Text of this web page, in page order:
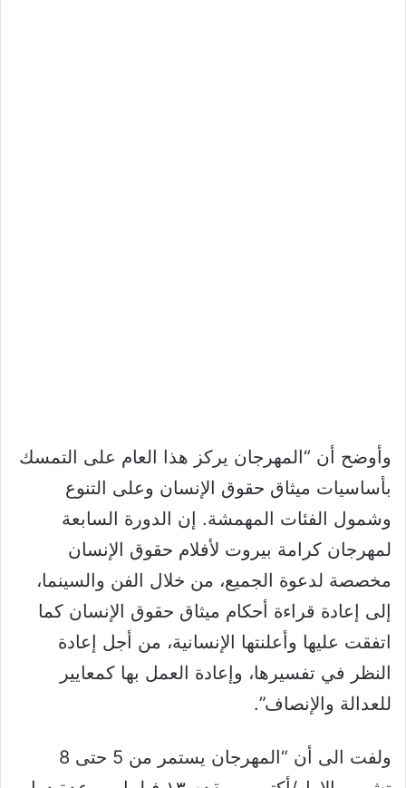
وأوضح أن “المهرجان يركز هذا العام على التمسك
بأساسيات ميثاق حقوق الإنسان وعلى التنوع
وشمول الفئات المهمشة. إن الدورة السابعة
لمهرجان كرامة بيروت لأفلام حقوق الإنسان
مخصصة لدعوة الجميع، من خلال الفن والسينما،
إلى إعادة قراءة أحكام ميثاق حقوق الإنسان كما
اتفقت عليها وأعلنتها الإنسانية، من أجل إعادة
النظر في تفسيرها، وإعادة العمل بها كمعايير
للعدالة والإنصاف”.
ولفت الى أن “المهرجان يستمر من 5 حتى 8